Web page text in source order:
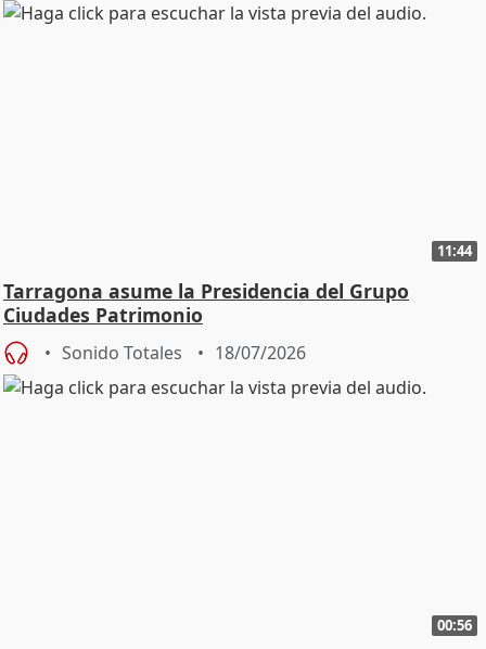
11:44
Tarragona asume la Presidencia del Grupo
Ciudades Patrimonio
Sonido Totales 18/07/2026
00:56